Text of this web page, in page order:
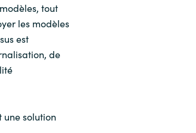
tout
les modèles
est
de
une solution